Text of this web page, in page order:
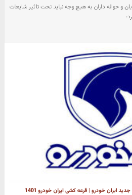
و حواله داران به هیچ وجه نباید تحت تاثیر شایعات
ایران خودرو | قرعه کشی ایران خودرو 1401